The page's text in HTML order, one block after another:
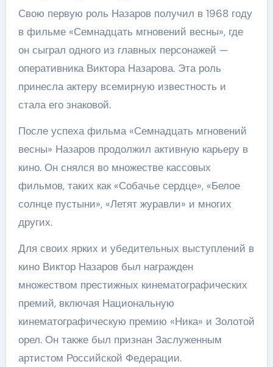
Свою первую роль Назаров получил в 1968 году
в фильме «Семнадцать мгновений весны», где
он сыграл одного из главных персонажей —
оперативника Виктора Назарова. Эта роль
принесла актеру всемирную известность и
стала его знаковой.
После успеха фильма «Семнадцать мгновений
весны» Назаров продолжил активную карьеру в
кино. Он снялся во множестве кассовых
фильмов, таких как «Собачье сердце», «Белое
солнце пустыни», «Летят журавли» и многих
других.
Для своих ярких и убедительных выступлений в
кино Виктор Назаров был награжден
множеством престижных кинематографических
премий, включая Национальную
кинематографическую премию «Ника» и Золотой
орел. Он также был признан Заслуженным
артистом Российской Федерации.